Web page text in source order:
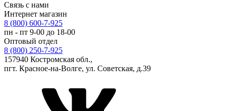
Связь с нами
Интернет магазин
8 (800) 600-7-925
пн - пт 9-00 до 18-00
Оптовый отдел
8 (800) 250-7-925
157940 Костромская обл.,
пгт. Красное-на-Волге, ул. Советская, д.39